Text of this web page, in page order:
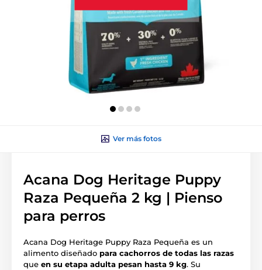
Ver más fotos
Acana Dog Heritage Puppy
Raza Pequeña 2 kg | Pienso
para perros
Acana Dog Heritage Puppy Raza Pequeña es un
alimento diseñado para cachorros de todas las razas
que en su etapa adulta pesan hasta 9 kg. Su